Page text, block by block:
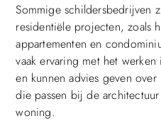
Sommige schildersbedrijven
residentiële projecten, zoals
appartementen en
vaak ervaring met het
en kunnen advies geven
die passen bij de
woning.